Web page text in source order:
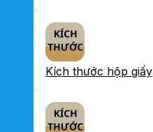
Kích thước hộp giấy